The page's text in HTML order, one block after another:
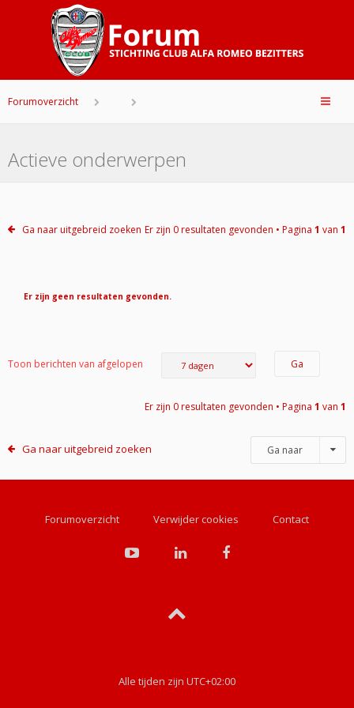
Forumoverzicht
Actieve onderwerpen
Ga naar uitgebreid zoeken Er zijn 0 resultaten gevonden • Pagina 1 van 1
Er zijn geen resultaten gevonden.
Toon berichten van afgelopen
Er zijn 0 resultaten gevonden • Pagina 1 van 1
Ga naar uitgebreid zoeken Ga naar
Forumoverzicht Verwijder cookies Contact
Alle tijden zijn UTC+02:00